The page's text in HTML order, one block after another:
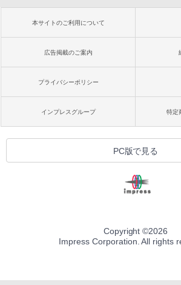
本サイトのご利用について
広告掲載のご案内
プライバシーポリシー
インプレスグループ 特定
PC版で見る
Copyright ©2026
Impress Corporation. All rights